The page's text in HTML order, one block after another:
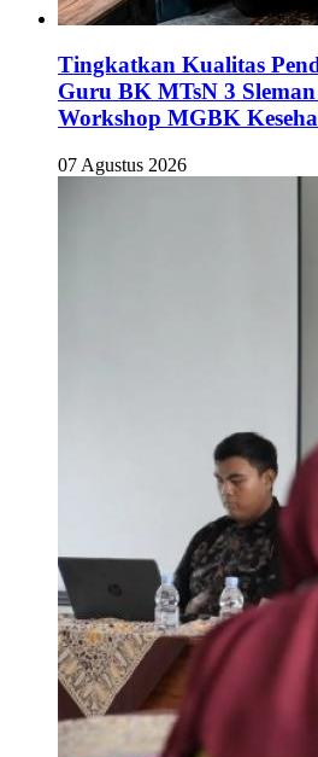
Tingkatkan Kualitas
Guru BK MTsN 3
Workshop MGBK
07 Agustus 2026